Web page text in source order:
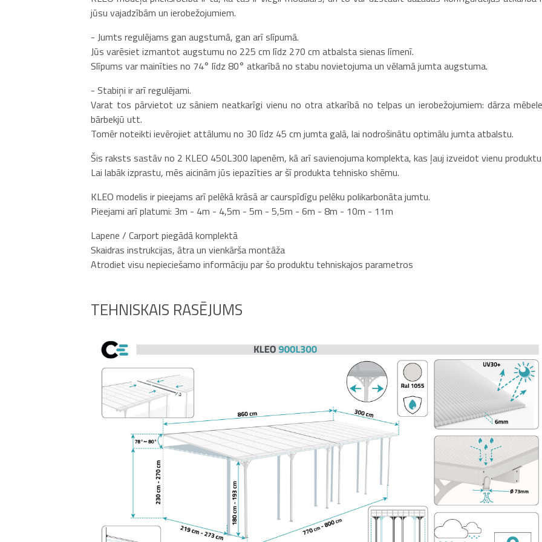
jūsu vajadzībām un ierobežojumiem.
- Jumts regulējams gan augstumā, gan arī slīpumā.
Jūs varēsiet izmantot augstumu no 225 cm līdz 270 cm atbalsta sienas līmenī.
Slīpums var mainīties no 74° līdz 80° atkarībā no stabu novietojuma un vēlamā jumta augstuma.
- Stabiņi ir arī regulējami.
Varat tos pārvietot uz sāniem neatkarīgi vienu no otra atkarībā no telpas un ierobežojumiem: dārza
bārbekjū utt.
Tomēr noteikti ievērojiet attālumu no 30 līdz 45 cm jumta galā, lai nodrošinātu optimālu jumta atbalstu.
Šis raksts sastāv no 2 KLEO 450L300 lapenēm, kā arī savienojuma komplekta, kas ļauj izveidot vienu
Lai labāk izprastu, mēs aicinām jūs iepazīties ar šī produkta tehnisko shēmu.
KLEO modelis ir pieejams arī pelēkā krāsā ar caurspīdīgu pelēku polikarbonāta jumtu.
Pieejami arī platumi: 3m - 4m - 4,5m - 5m - 5,5m - 6m - 8m - 10m - 11m
Lapene / Carport piegādā komplektā
Skaidras instrukcijas, ātra un vienkārša montāža
Atrodiet visu nepieciešamo informāciju par šo produktu tehniskajos parametros
TEHNISKAIS RASĒJUMS